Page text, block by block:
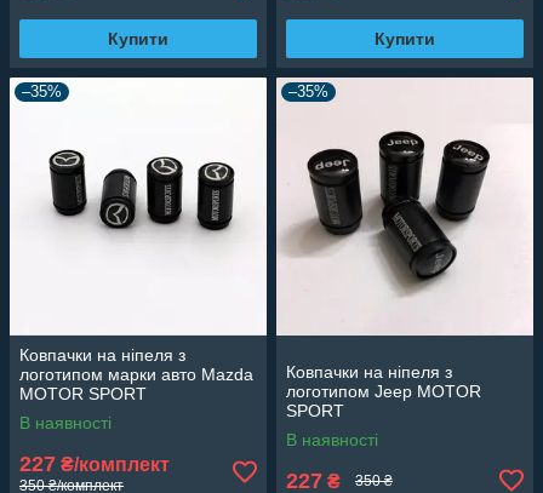
Купити Купити
–35%
Ковпачки на ніпеля з
логотипом марки авто Mazda
MOTOR SPORT
В наявності
227 ₴/комплект
350 ₴/комплект
–35%
Ковпачки на ніпеля з
логотипом Jeep MOTOR
SPORT
В наявності
227 ₴ 350 ₴